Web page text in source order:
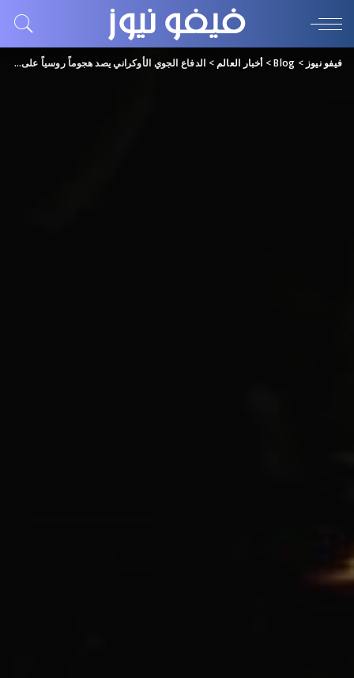
فيفو نيوز >
Blog
>أخبار العالم > الدفاع الجوي الأوكراني يصد هجوماً روسياً على ميناء أوديسا